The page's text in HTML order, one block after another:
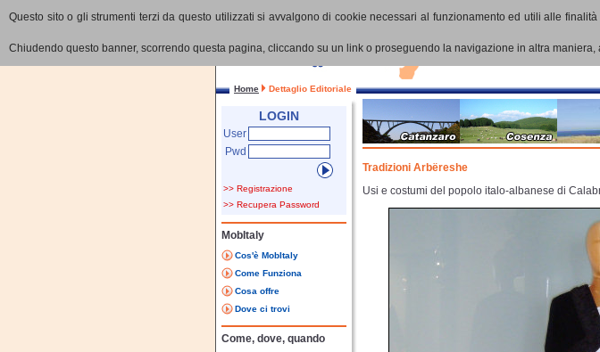
Questo sito o gli strumenti terzi da questo utilizzati si avvalgono di cookie necessari al funzionamento ed utili alle
Chiudendo questo banner, scorrendo questa pagina, cliccando su un link o proseguendo la navigazione in altra
Home Dettaglio Editoriale
LOGIN
User
Pwd
>> Registrazione
>> Recupera Password
MobItaly
Cos'è MobItaly
Come Funziona
Cosa offre
Dove ci trovi
Come, dove, quando
Tradizioni Arbëreshe
Usi e costumi del popolo italo-albanese di